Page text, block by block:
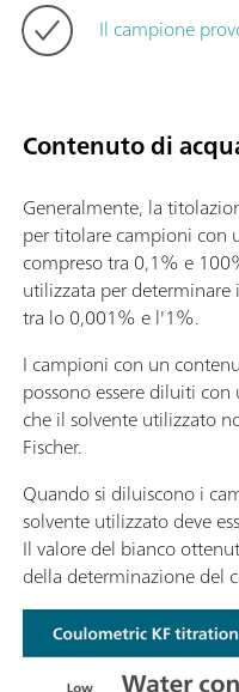
Il campione
Contenuto di
Generalmente, la
per titolare campioni con
compreso tra 0,1% e
utilizzata per
tra lo 0,001% e l'1%.
I campioni con un
possono essere diluiti
che il solvente utilizzato
Fischer.
Quando si diluiscono i
solvente utilizzato deve
Il valore del bianco
della determinazione del